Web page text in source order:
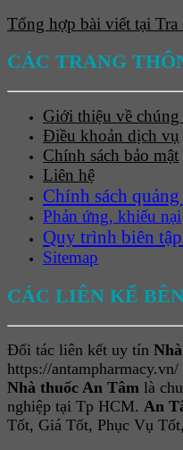
Tổng hợp bài viết tại
CÁC TRANG
Giới thiệu về
Điều khoản dịch vụ
Chính sách bảo mật
Liên hệ
Chính sách quảng
Phản ứng, khiếu nại
Quy trình biên
Sitemap
CÁC LIÊN KẾ
Đối tác liên kết uy tín
https://antampharmacy.vn/
Nhà thuốc An Tâm là
nghiệp tại Tp HCM. An
Tốt, Giá Tốt, Phục Vụ